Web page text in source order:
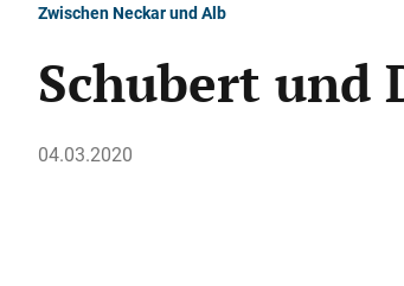
Zwischen Neckar und Alb
Schubert und
04.03.2020